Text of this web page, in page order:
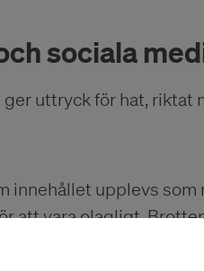
sociala
uttryck för hat, riktat
innehållet upplevs som
att vara olagligt.
(förtal faller normalt